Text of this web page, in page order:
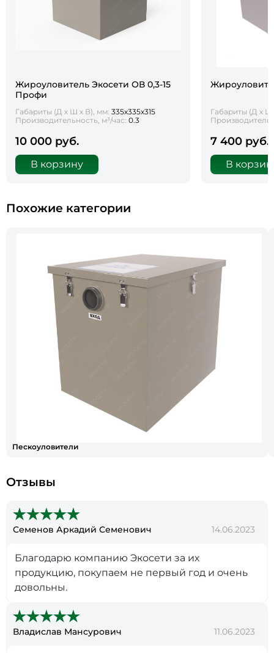
Жироуловитель Экосети ОВ 0,3-15
Профи
Габариты (Д х Ш х В), мм: 335х335х315
Производительность, м³/час: 0.3
10 000 руб.
В корзину
Габариты (Д х Ш
7 400 руб.
В
Похожие категории
Пескоуловители
Отзывы
Семенов Аркадий Семенович 14.06.2023
Благодарю компанию Экосети за их
продукцию, покупаем не первый год и очень
довольны.
Владислав Мансурович 11.06.2023